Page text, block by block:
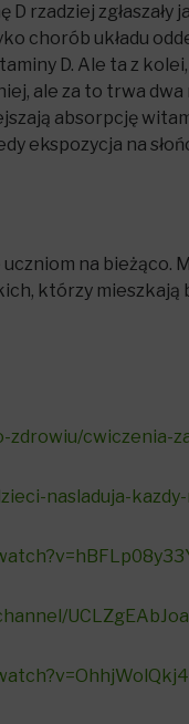
D rzadziej
chorób układu
D. Ale ta z
ale za to trwa
absorpcję
ekspozycja na
na bieżąco.
którzy mieszkają
zdrowiu/cwiczenia-
nasladuja-